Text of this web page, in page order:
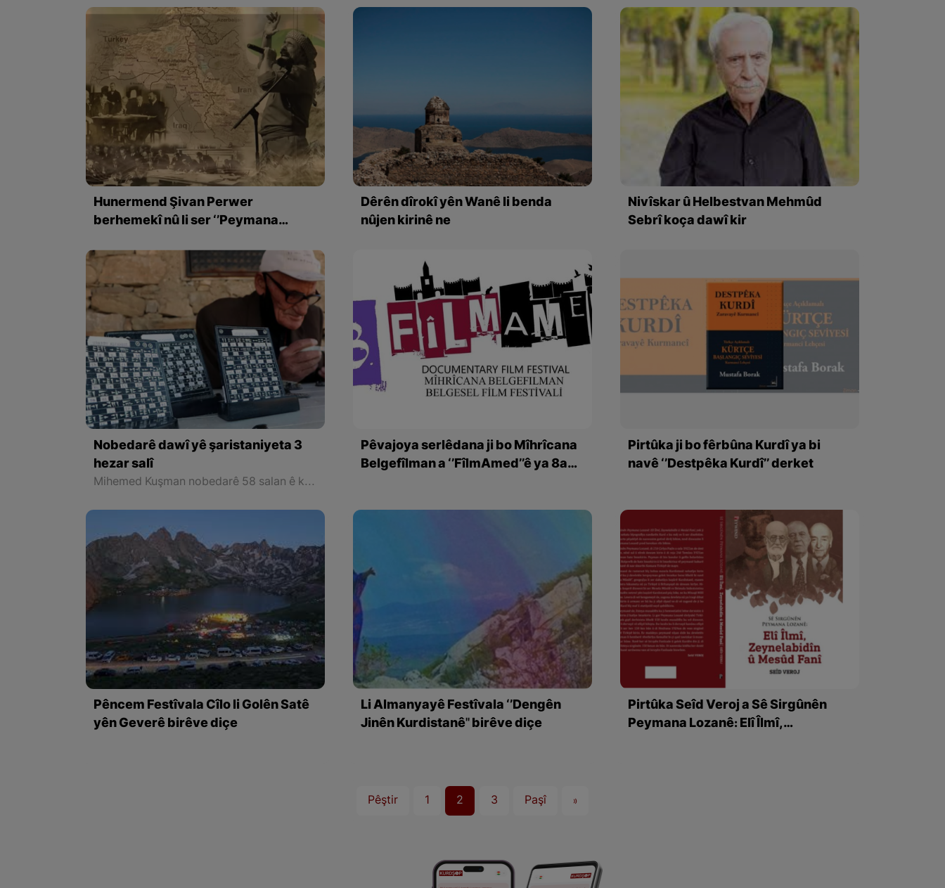
Hunermend Şivan Perwer
berhemekî nû li ser ‘’Peymana
Dêrên dîrokî yên Wanê li benda
nûjen kirinê ne
Nivîskar û Helbestvan Mehmûd
Sebrî koça dawî kir
Nobedarê dawî yê şaristaniyeta 3
hezar salî
Mihemed Kuşman nobedarê 58 salan ê keleha Çavuştepe ye û ji bo zimanê Urartuyî bide jiyan kirin hewldanên wî gelek zêde ne
Pêvajoya serlêdana ji bo Mîhrîcana
Belgefîlman a ‘’FîlmAmed’’ê ya 8an
Pirtûka ji bo fêrbûna Kurdî ya bi
navê ‘’Destpêka Kurdî’’ derket
Pêncem Festîvala Cîlo li Golên Satê
yên Geverê birêve diçe
Li Almanyayê Festîvala ‘’Dengên
Jinên Kurdistanê'' birêve diçe
Pirtûka Seîd Veroj a Sê Sirgûnên
Peymana Lozanê: Elî Îlmî,
Pêştir 1 2 3 Paşî »